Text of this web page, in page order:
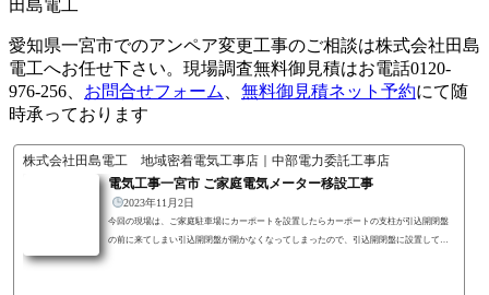
愛知県一宮市でのアンペア変更工事のご相談は株式会社田島
電工へお任せ下さい。現場調査無料御見積はお電話0120-
976-256、 お問合せフォーム 無料御見積ネット予約にて随
時承っております
株式会社田島電工 地域密着電気工事店｜中部電力委託工事店
電気工事一宮市 ご家庭電気メーター移設工事
2023年11月2日
今回の現場は、ご家庭駐車場にカーポートを設置したらカーポートの支柱が引込開閉盤
の前に来てしまい引込開閉盤が開かなくなってしまったので、引込開閉盤に設置してあ